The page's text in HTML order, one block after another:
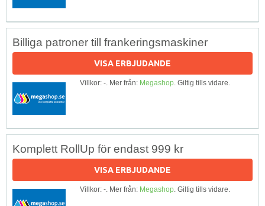
Billiga patroner till frankeringsmaskiner
VISA ERBJUDANDE
Villkor: -. Mer från: Megashop. Giltig tills vidare.
Komplett RollUp för endast 999 kr
VISA ERBJUDANDE
Villkor: -. Mer från: Megashop. Giltig tills vidare.